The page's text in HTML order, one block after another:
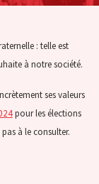
: telle est
à notre société.
ses valeurs
pour les élections
à le consulter.